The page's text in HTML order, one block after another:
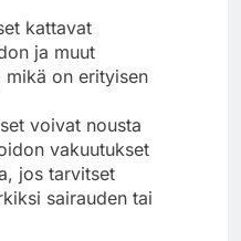
kattavat
ja muut
on erityisen
voivat nousta
vakuutukset
jos tarvitset
sairauden tai